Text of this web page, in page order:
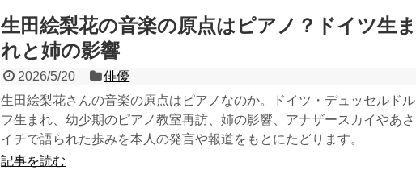
生田絵梨花の音楽の原点はピアノ？ドイツ生ま
れと姉の影響
2026/5/20
俳優
生田絵梨花さんの音楽の原点はピアノなのか。ドイツ・デュッセルドル
フ生まれ、幼少期のピアノ教室再訪、姉の影響、アナザースカイやあさ
イチで語られた歩みを本人の発言や報道をもとにたどります。
記事を読む